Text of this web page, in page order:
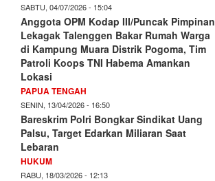
SABTU, 04/07/2026 - 15:04
Anggota OPM Kodap III/Puncak Pimpinan
Lekagak Talenggen Bakar Rumah Warga
di Kampung Muara Distrik Pogoma, Tim
Patroli Koops TNI Habema Amankan
Lokasi
PAPUA TENGAH
SENIN, 13/04/2026 - 16:50
Bareskrim Polri Bongkar Sindikat Uang
Palsu, Target Edarkan Miliaran Saat
Lebaran
HUKUM
RABU, 18/03/2026 - 12:13